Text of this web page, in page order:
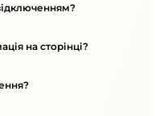
на сторінці?